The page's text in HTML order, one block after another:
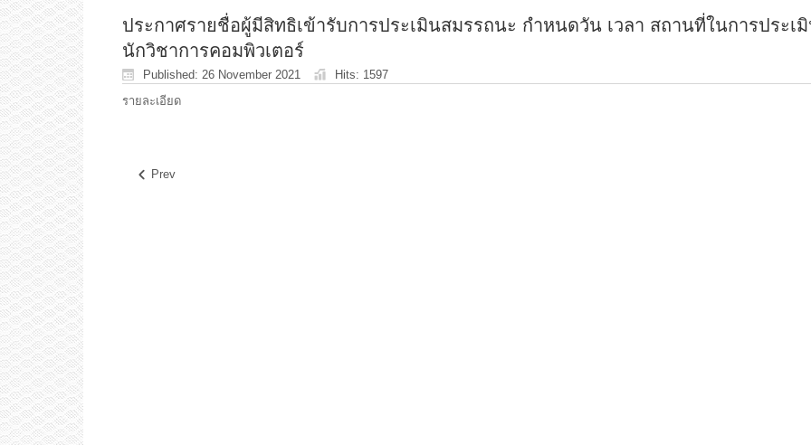
ประกาศรายชื่อผู้มีสิทธิเข้ารับการประเมินสมรรถนะ กำหนดวัน เวลา สถานที่ในการประ
นักวิชาการคอมพิวเตอร์
Published: 26 November 2021
Hits: 1597
รายละเอียด
Prev